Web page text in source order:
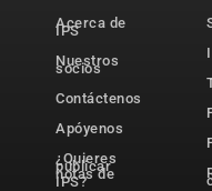
Acerca de
IPS
Nuestros
socios
Contáctenos
Apóyenos
¿Quieres
publicar
notas de
IPS?